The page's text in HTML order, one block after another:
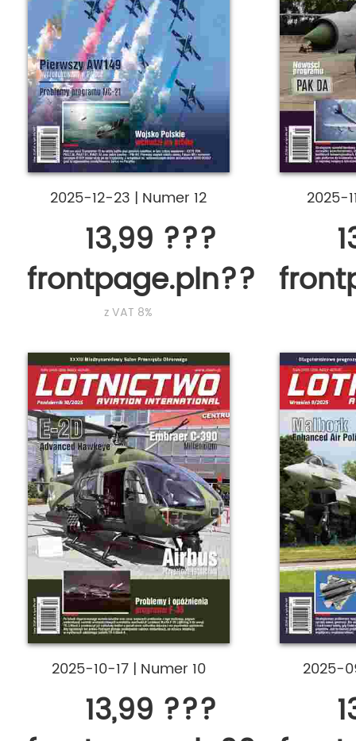
2025-12-23 | Numer 12
13,99 ???
frontpage.pln???
z VAT 8%
2025-
2025-10-17 | Numer 10
13,99 ???
2025-